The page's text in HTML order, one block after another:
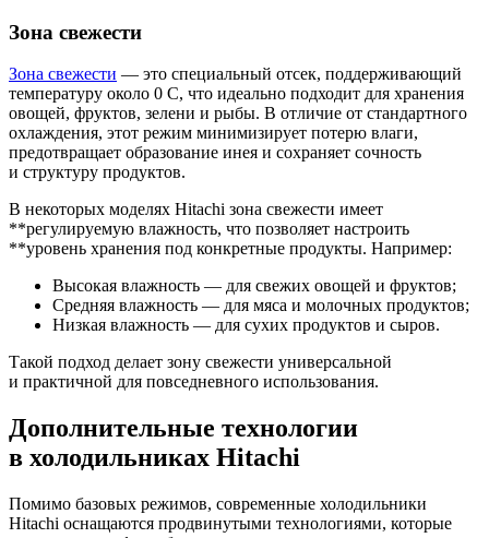
Зона свежести
Зона свежести — это специальный отсек, поддерживающий
температуру около 0 C, что идеально подходит для хранения
овощей, фруктов, зелени и рыбы. В отличие от стандартного
охлаждения, этот режим минимизирует потерю влаги,
предотвращает образование инея и сохраняет сочность
и структуру продуктов.
В некоторых моделях Hitachi зона свежести имеет
**регулируемую влажность, что позволяет настроить
**уровень хранения под конкретные продукты. Например:
Высокая влажность — для свежих овощей и фруктов;
Средняя влажность — для мяса и молочных продуктов;
Низкая влажность — для сухих продуктов и сыров.
Такой подход делает зону свежести универсальной
и практичной для повседневного использования.
Дополнительные технологии
в холодильниках Hitachi
Помимо базовых режимов, современные холодильники
Hitachi оснащаются продвинутыми технологиями, которые